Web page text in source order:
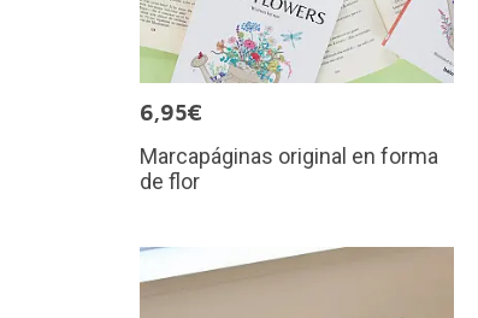
6,95€
Marcapáginas original en forma
de flor